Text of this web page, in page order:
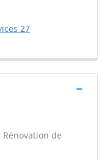
27
de